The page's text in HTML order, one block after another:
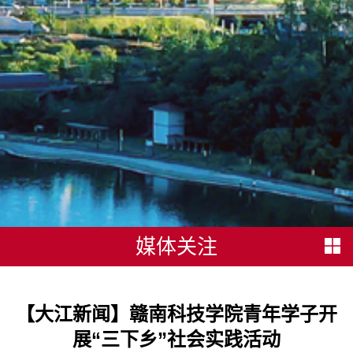
媒体关注
【大江新闻】赣南科技学院青年学子开
展“三下乡”社会实践活动